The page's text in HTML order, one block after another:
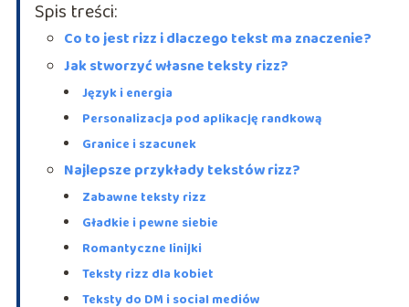
Spis treści:
Co to jest rizz i dlaczego tekst ma znaczenie?
Jak stworzyć własne teksty rizz?
Język i energia
Personalizacja pod aplikację randkową
Granice i szacunek
Najlepsze przykłady tekstów rizz?
Zabawne teksty rizz
Gładkie i pewne siebie
Romantyczne linijki
Teksty rizz dla kobiet
Teksty do DM i social mediów